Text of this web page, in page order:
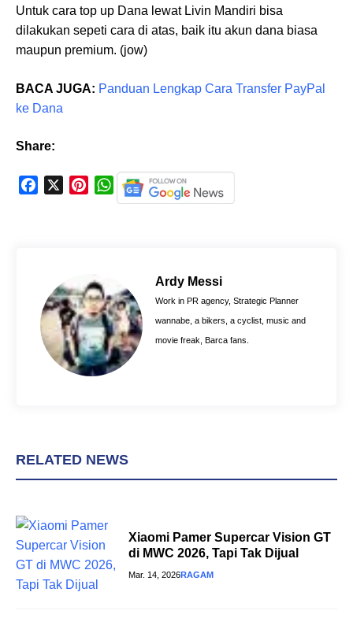
Untuk cara top up Dana lewat Livin Mandiri bisa
dilakukan sepeti cara di atas, baik itu akun dana biasa
maupun premium. (jow)
BACA JUGA: Panduan Lengkap Cara Transfer PayPal
ke Dana
Share:
k
r
e
s
W
h
p
p
Ardy Messi
Work in PR agency, Strategic Planner
wannabe, a bikers, a cyclist, music and
movie freak, Barca fans.
RELATED NEWS
Xiaomi Pamer Supercar Vision GT
di MWC 2026, Tapi Tak Dijual
Mar. 14, 2026RAGAM